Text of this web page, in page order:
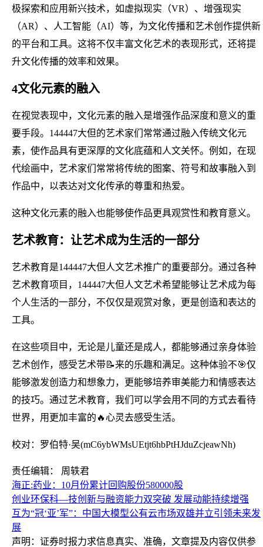
极探索和应用新兴技术，如虚拟现实（VR）、增强现实
（AR）、人工智能（AI）等，为文化传播和艺术创作提供新
的平台和工具。这将不仅丰富文化艺术的表现形式，还将提
升文化传播的效率和效果。
4文化元素的融入
在视觉表现中，文化元素的融入是增强作品深度和意义的重
要手段。144447大但的艺术家们常常通过融入传统文化元
素，使作品具有更深厚的文化底蕴和人文关怀。例如，在现
代绘画中，艺术家们常常将传统的图案、符号和故事融入到
作品中，以表达对文化传承的尊重和热爱。
这种文化元素的融入也能够使作品更具观赏性和教育意义。
艺术教育：让艺术成为生活的一部分
艺术教育是144447大但人文艺术推广的重要部分。通过各种
艺术教育项目，144447大但人文艺术希望能够让艺术成为每
个人生活的一部分，不仅仅是观赏对象，更是创造和表达的
工具。
在这些项目中，无论是儿童还是成人，都能够通过亲身体验
艺术创作，感受艺术带📝来的乐趣和满足。这种体验不🎯仅
能够激发创造力和想象力，更能够培养审美能力和情感表达
的技巧。通过艺术教育，我们可以学会用不同的方式去看待
世界，用更加丰富的🔥心灵去感受生活。
校对：罗伯特·吴(mC6ybWMsUEtjt6hbPtHJduZcjeawNh)
责任编辑： 周轶君
海正:药业：10月份累计回购股份580000股
创业环保科—技创新与融资能力双突破 发展动能持续增强
互为“冠‘亚’军”：中国大模型公有云市场双雄并立引领未来发
展
声明：证券时报力求信息真实、准确，文章提及内容仅供参